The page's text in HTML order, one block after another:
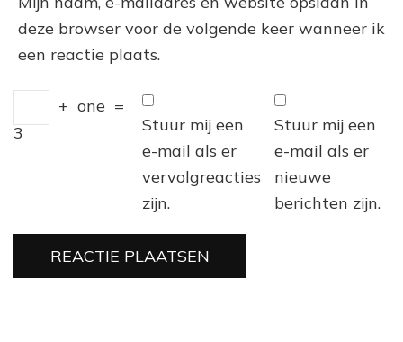
deze browser voor de volgende keer wanneer ik
een reactie plaats.
+ one =
3
Stuur mij een
e-mail als er
vervolgreacties
zijn.
Stuur mij een
e-mail als er
nieuwe
berichten zijn.